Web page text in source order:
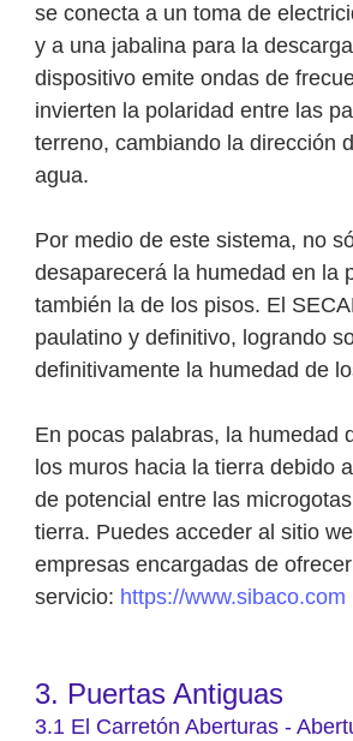
se conecta a un toma de
y a una jabalina para la
dispositivo emite ondas de
invierten la polaridad entre las
terreno, cambiando la dirección
agua.
Por medio de este sistema, no
desaparecerá la humedad en la
también la de los pisos. El
paulatino y definitivo, logrando
definitivamente la humedad de
En pocas palabras, la humedad
los muros hacia la tierra debido
de potencial entre las
tierra. Puedes acceder al sitio
empresas encargadas de
servicio: https://www.sibaco.com
3. Puertas Antiguas
3.1 El Carretón Aberturas -